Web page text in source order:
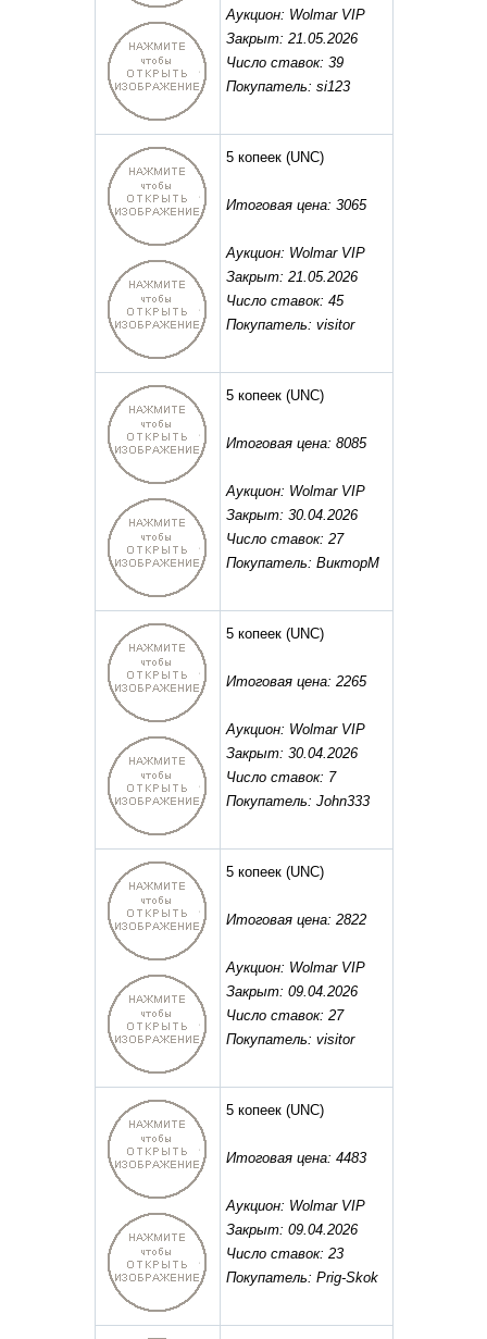
Аукцион: Wolmar VIP
Закрыт: 21.05.2026
Число ставок: 39
Покупатель: si123
5 копеек(UNC)
Итоговая цена: 3065
Аукцион: Wolmar VIP
Закрыт: 21.05.2026
Число ставок: 45
Покупатель: visitor
5 копеек(UNC)
Итоговая цена: 8085
Аукцион: Wolmar VIP
Закрыт: 30.04.2026
Число ставок: 27
Покупатель: ВикторМ
5 копеек(UNC)
Итоговая цена: 2265
Аукцион: Wolmar VIP
Закрыт: 30.04.2026
Число ставок: 7
Покупатель: John333
5 копеек(UNC)
Итоговая цена: 2822
Аукцион: Wolmar VIP
Закрыт: 09.04.2026
Число ставок: 27
Покупатель: visitor
5 копеек(UNC)
Итоговая цена: 4483
Аукцион: Wolmar VIP
Закрыт: 09.04.2026
Число ставок: 23
Покупатель: Prig-Skok